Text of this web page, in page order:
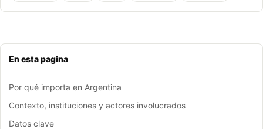
En esta pagina
Por qué importa en Argentina
Contexto, instituciones y actores involucrados
Datos clave